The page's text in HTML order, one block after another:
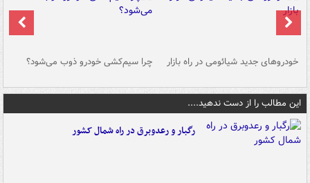
خودروهای جدید شیائومی در راه بازار چرا سیم‌کشی خودرو ذوب می‌شود؟
این مطالب را از دست ندهید....
رگبار و رعدوبرق در راه شمال کشور